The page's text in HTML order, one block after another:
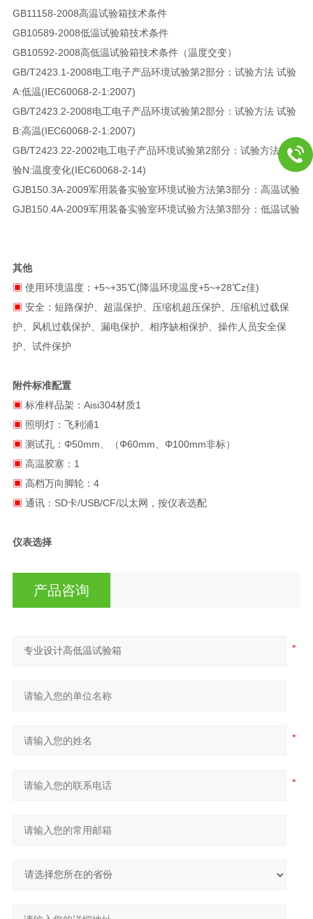
GB11158-2008高温试验箱技术条件
GB10589-2008低温试验箱技术条件
GB10592-2008高低温试验箱技术条件（温度交变）
GB/T2423.1-2008电工电子产品环境试验第2部分：试验方法 试验
A:低温(IEC60068-2-1:2007)
GB/T2423.2-2008电工电子产品环境试验第2部分：试验方法 试验
B:高温(IEC60068-2-1:2007)
GB/T2423.22-2002电工电子产品环境试验第2部分：试验方法 试
验N:温度变化(IEC60068-2-14)
GJB150.3A-2009军用装备实验室环境试验方法第3部分：高温试验
GJB150.4A-2009军用装备实验室环境试验方法第3部分：低温试验
其他
▣ 使用环境温度：+5~+35℃(降温环境温度+5~+28℃z佳)
▣ 安全：短路保护、超温保护、压缩机超压保护、压缩机过载保
护、风机过载保护、漏电保护、相序缺相保护、操作人员安全保
护、试件保护
附件标准配置
▣ 标准样品架：Aisi304材质1
▣ 照明灯：飞利浦1
▣ 测试孔：Φ50mm、（Φ60mm、Φ100mm非标）
▣ 高温胶塞：1
▣ 高档万向脚轮：4
▣ 通讯：SD卡/USB/CF/以太网，按仪表选配
仪表选择
产品咨询